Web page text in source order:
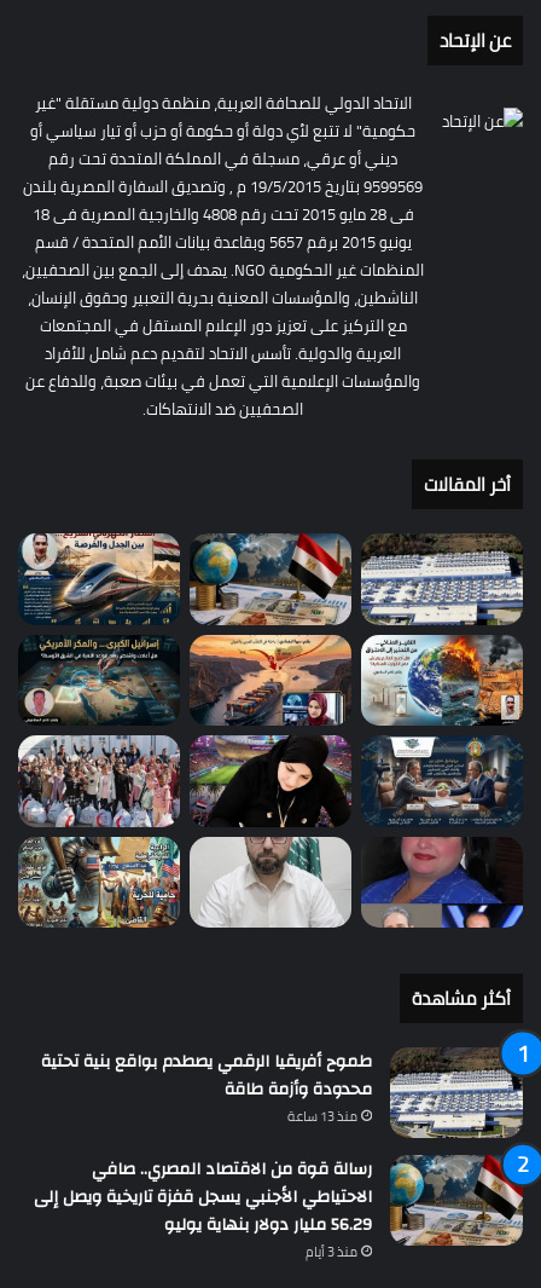
عن الإتحاد
الاتحاد الدولي للصحافة العربية، منظمة دولية مستقلة "غير
حكومية" لا تتبع لأي دولة أو حكومة أو حزب أو تيار سياسي أو
ديني أو عرقي، مسجلة في المملكة المتحدة تحت رقم
9599569 بتاريخ 19/5/2015 م , وتصديق السفارة المصرية بلندن
فى 28 مايو 2015 تحت رقم 4808 والخارجية المصرية فى 18
يونيو 2015 برقم 5657 وبقاعدة بيانات الأمم المتحدة / قسم
المنظمات غير الحكومية NGO. يهدف إلى الجمع بين الصحفيين،
الناشطين، والمؤسسات المعنية بحرية التعبير وحقوق الإنسان،
مع التركيز على تعزيز دور الإعلام المستقل في المجتمعات
العربية والدولية. تأسس الاتحاد لتقديم دعم شامل للأفراد
والمؤسسات الإعلامية التي تعمل في بيئات صعبة، وللدفاع عن
الصحفيين ضد الانتهاكات.
أخر المقالات
أكثر مشاهدة
طموح أفريقيا الرقمي يصطدم بواقع بنية تحتية
محدودة وأزمة طاقة
منذ 13 ساعة
رسالة قوة من الاقتصاد المصري.. صافي
الاحتياطي الأجنبي يسجل قفزة تاريخية ويصل إلى
56.29 مليار دولار بنهاية يوليو
منذ 3 أيام